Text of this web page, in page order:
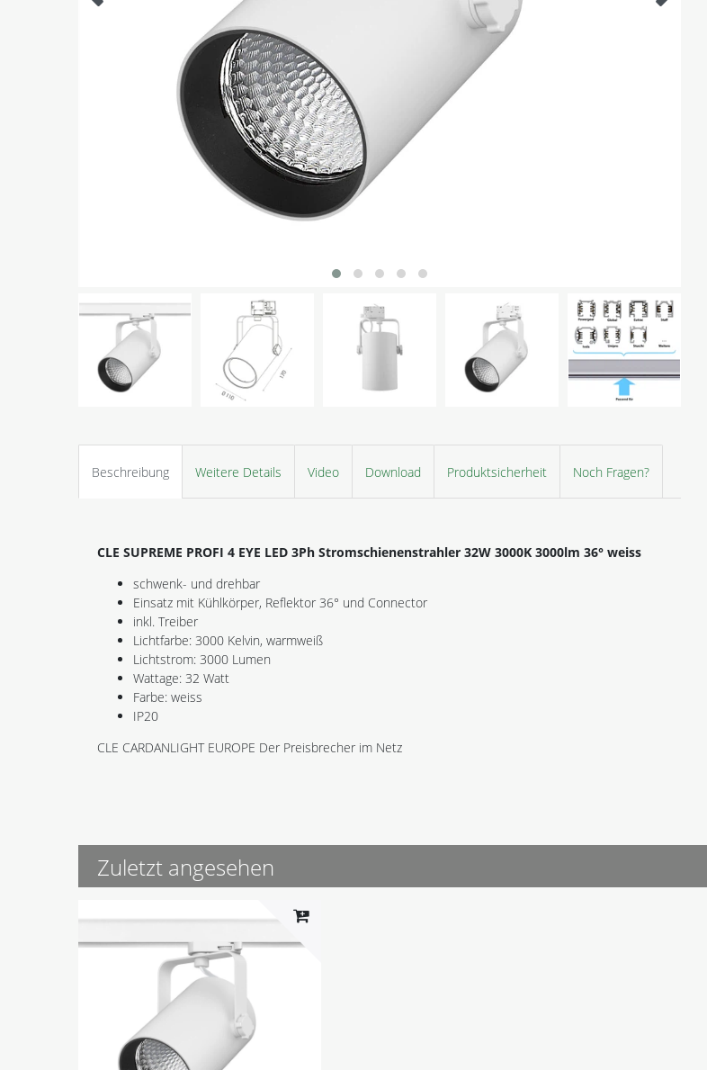
Beschreibung Weitere Details Video Download Produktsicherheit Noch Fragen?
CLE SUPREME PROFI 4 EYE LED 3Ph Stromschienenstrahler 32W 3000K 3000lm 36° weiss
schwenk- und drehbar
Einsatz mit Kühlkörper, Reflektor 36° und Connector
inkl. Treiber
Lichtfarbe: 3000 Kelvin, warmweiß
Lichtstrom: 3000 Lumen
Wattage: 32 Watt
Farbe: weiss
IP20
CLE CARDANLIGHT EUROPE Der Preisbrecher im Netz
Zuletzt angesehen